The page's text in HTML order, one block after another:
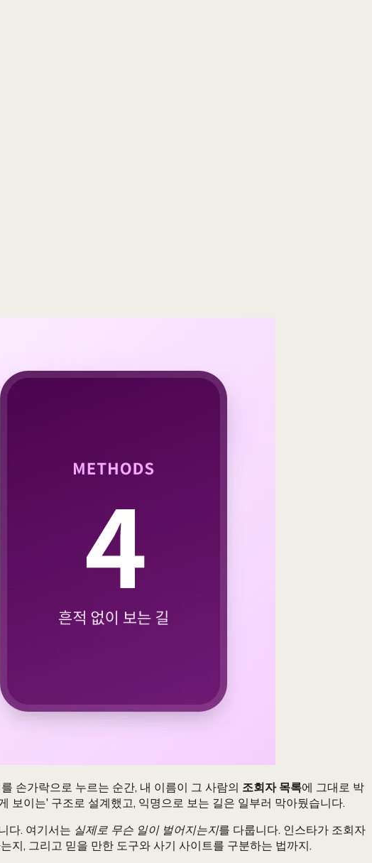
손가락으로 누르는 순간, 내 이름이 그 사람의 조회자 목록에 그대로 박
보이는' 구조로 설계했고, 익명으로 보는 길은 일부러 막아뒀습니다.
다. 여기서는 실제로 무슨 일이 벌어지는지를 다룹니다. 인스타가 조회자
지, 그리고 믿을 만한 도구와 사기 사이트를 구분하는 법까지.